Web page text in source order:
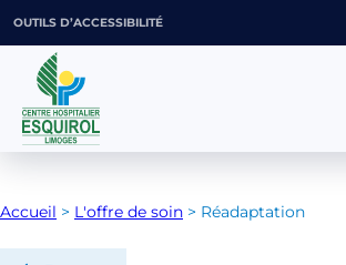
OUTILS D’ACCESSIBILITÉ
Accueil > L'offre de soin > Réadaptation